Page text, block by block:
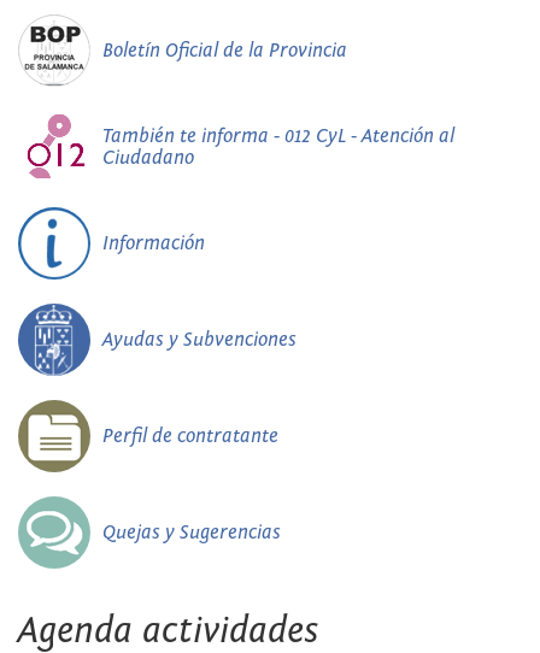
Boletín Oficial de la Provincia
También te informa - 012 CyL - Atención al
Ciudadano
Información
Ayudas y Subvenciones
Perfil de contratante
Quejas y Sugerencias
Agenda actividades